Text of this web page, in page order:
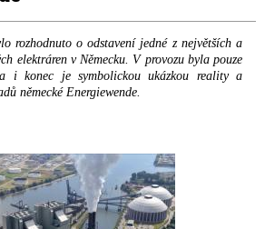
rozhodnuto o odstavení jedné z největších a
elektráren v Německu. V provozu byla pouze
i konec je symbolickou ukázkou reality a
německé Energiewende.